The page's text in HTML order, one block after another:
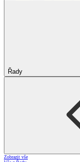
Řady
Zobrazit vše